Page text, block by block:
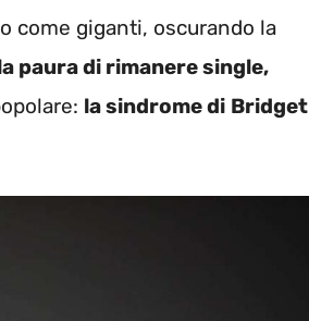
come giganti, oscurando la
paura di rimanere single,
la sindrome di Bridget